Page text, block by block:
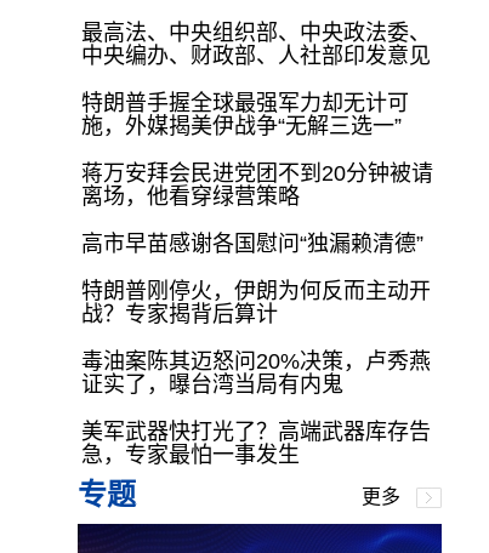
最高法、中央组织部、中央政法委、
中央编办、财政部、人社部印发意见
特朗普手握全球最强军力却无计可
施，外媒揭美伊战争“无解三选一”
蒋万安拜会民进党团不到20分钟被请
离场，他看穿绿营策略
高市早苗感谢各国慰问“独漏赖清德”
特朗普刚停火，伊朗为何反而主动开
战？专家揭背后算计
毒油案陈其迈怒问20%决策，卢秀燕
证实了，曝台湾当局有内鬼
美军武器快打光了？高端武器库存告
急，专家最怕一事发生
专题 更多